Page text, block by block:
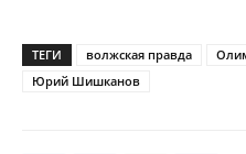
ТЕГИ волжская правда
Юрий Шишканов